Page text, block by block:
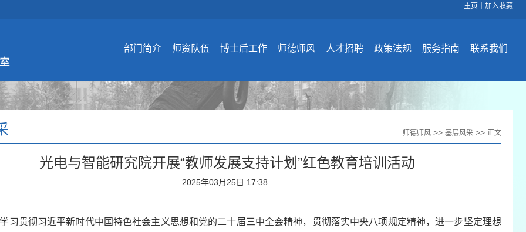
主页 加入收藏
部门简介 师资队伍 博士后工作 师德师风 人才招聘 政策法规 服务指南 联系我们
师德师风 >> 基层风采 >> 正文
光电与智能研究院开展“教师发展支持计划”红色教育培训活动
2025年03月25日 17:38
习贯彻习近平新时代中国特色社会主义思想和党的二十届三中全会精神，贯彻落实中央八项规定精神，进一步坚定理想